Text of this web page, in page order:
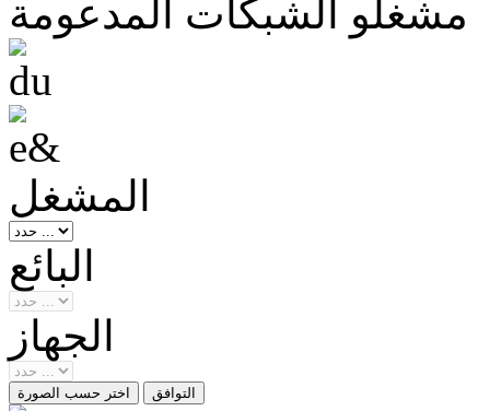
مشغلو الشبكات المدعومة
المشغل
البائع
الجهاز